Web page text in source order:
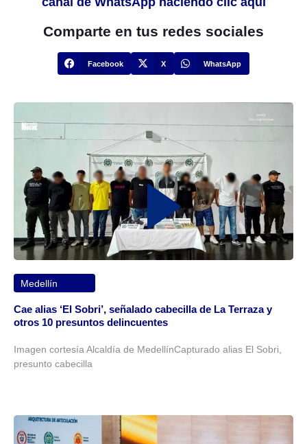
Comparte en tus redes sociales
Facebook X WhatsApp
Medellín
Cae alias ‘El Sobri’, señalado cabecilla de La Terraza y
otros 10 presuntos delincuentes
Imagen cortesía Alcaldía de MedellínCapturado alias El Sobri,
presunto cabecilla